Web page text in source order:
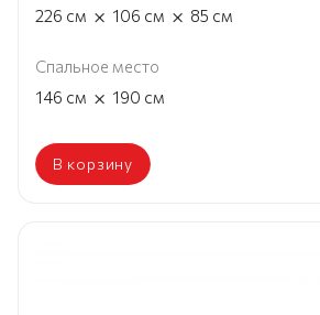
226 см × 106 см × 85 см
Спальное место
146 см × 190 см
В корзину